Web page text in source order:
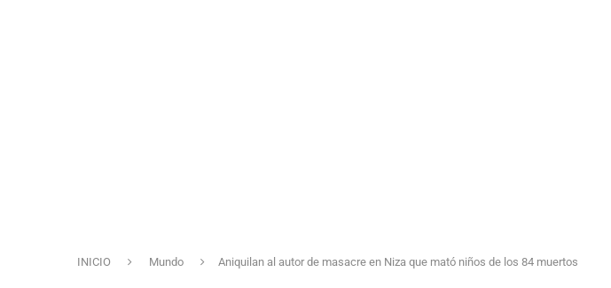
INICIO Mundo Aniquilan al autor de masacre en Niza que mató niños de los 84 muertos